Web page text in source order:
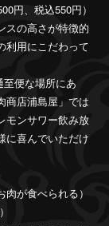
円、税込550円）
スの高さが特徴的
利用にこだわって
便な場所にあ
商店浦島屋」では
モンサワー飲み放
に喜んでいただけ
が食べられる）